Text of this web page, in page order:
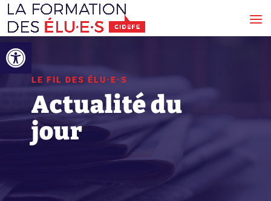
Ouvrir la barre d’outils
LE FIL DES ÉLU·E·S
Actualité du
jour